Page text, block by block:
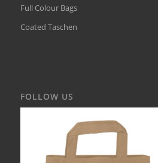
Full Colour Bags
Coated Taschen
FOLLOW US